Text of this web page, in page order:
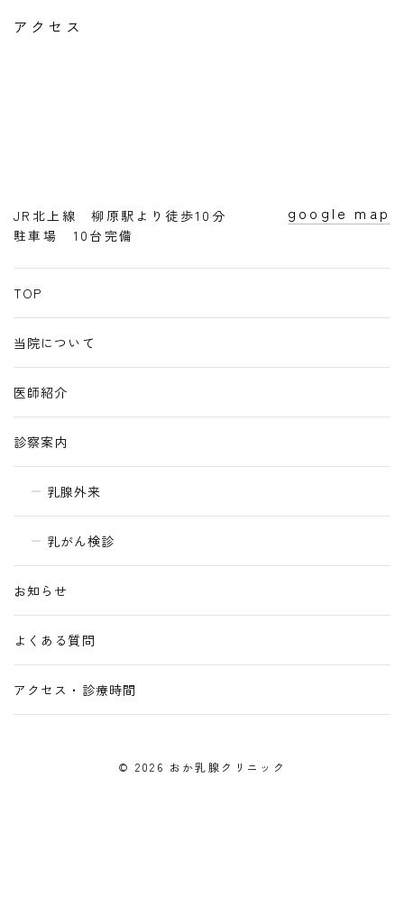
アクセス
JR北上線 柳原駅より徒歩10分
駐車場 10台完備
google map
TOP
当院について
医師紹介
診察案内
乳腺外来
乳がん検診
お知らせ
よくある質問
アクセス・診療時間
© 2026 おか乳腺クリニック